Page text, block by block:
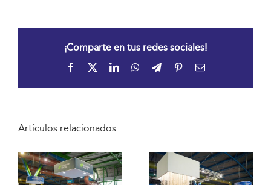
¡Comparte en tus redes sociales!
Facebook LinkedInWhatsApp
TelegramPinterestCorreo
Artículos relacionados